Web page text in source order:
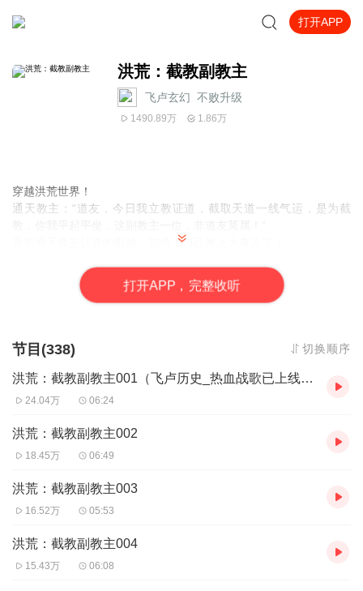
打开APP
洪荒：截教副教主
飞卢玄幻_不败升级
1490.89万 1.86万
穿越洪荒世界！
通天教主：“道友，今日我立教证道，截取天道一线气运，是为截
看着通天教主认真的眼神，知道，自己摊上大事儿了！
还真不敢揽这个活！
【叮~激活副教主系统！
发布主线任务：调教截教四大内门弟子多宝道人、无当圣母、金灵
圣母、龟灵圣母，将四人调教为宿主忠实的人。
奖励：所有内门弟子十分之一的修为总和。】
这是一个，截教副教主带领截教，一步一步，做大做强，再创辉煌
打开APP，完整收听
节目(338) 切换顺序
洪荒：截教副教主001（飞卢历史_热血战歌已上线，欢迎关注）
24.04万 06:24
洪荒：截教副教主002
18.45万 06:49
洪荒：截教副教主003
16.52万 05:53
洪荒：截教副教主004
15.43万 06:08